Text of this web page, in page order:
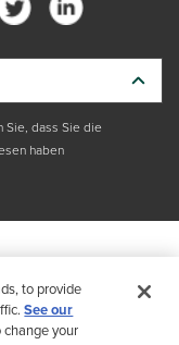
Sie, dass Sie die
haben
to provide
See our
your